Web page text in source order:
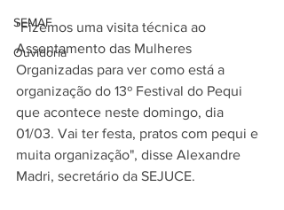
SEMAF
Ouvidoria
"Fizemos uma visita técnica ao
Assentamento das Mulheres
Organizadas para ver como está a
organização do 13º Festival do Pequi
que acontece neste domingo, dia
01/03. Vai ter festa, pratos com pequi e
muita organização", disse Alexandre
Madri, secretário da SEJUCE.